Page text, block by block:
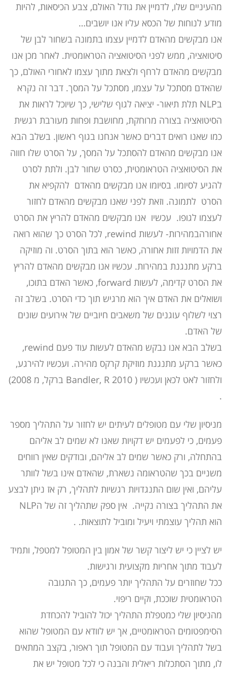
מהעיניים שלו, לדמיין את גודל האולם, צבע הכיסאות, להיות
מודע לנוחות של הכסא עליו אנו יושבים…
אנו מבקשים מהאדם לדמיין עצמו בתמונה בשחור לבן של
סיטואציה, ממש לפני הסיטואציה הטראומטית. לאחר מכן אנו
מבקשים מהאדם לרחף ולצאת מתוך עצמו לאחורי האולם, כך
שהאדם מסתכל על עצמו, מסתכל על המסך. דבר זה נקרא
בNLP תלת תיאור- יציאה לגוף שלישי, כך שיוכל לראות את
הסיטואציה בצורה מרוחקת, מחושבת ופחות מעורבת רגשית
כמו שאנו רואים דברים כאשר אנחנו בגוף ראשון. בשלב הבא
אנו מבקשים מהאדם להסתכל על המסך, על הסרט שלו חווה
את הסיטואציה הטראומטית, כסרט שחור לבן. ולתת לסרט
להגיע לסיומו. בסיומו אנו מבקשים מהאדם להקפיא את
הסרט לתמונה. וזאת לפני שאנו מבקשים מהאדם לחזור
לעצמו לגופו. עכשיו אנו מבקשים מהאדם להריץ את הסרט
אחורהבמהירות- לעשות rewind, לכל הסרט כך שהוא רואה
את הדמויות זזות אחורה, כאשר הוא בתוך הסרט. וה מוזיקה
ברקע מתנגנת במהירות. עכשיו אנו מבקשים מהאדם להריץ
את הסרט קדימה, לעשות forward, כאשר האדם בתוכו,
ושואלים את האדם איך הוא מרגיש תוך כדי הסרט. בשלב זה
רצוי לשלוף עוגנים של משאבים חיוביים של אירועים שונים
של האדם.
בשלב הבא אנו נבקש מהאדם לעשות עוד פעם rewind,
כאשר ברקע מתנגנת מוזיקת קרקס מהירה. ועכשיו להירגע,
ולחזור לאט לכאן ועכשיו ( Bandler, R 2010 ברקל, מ 2008)
.
מניסיון שלי עם מטופלים לעיתים יש לחזור על התהליך מספר
פעמים, כי לפעמים יש דקויות שאנו לא שמים לב אליהם
בהתחלה, ורק כאשר שמים לב אליהם, ובודקים שאין רווחים
משניים בכך שהטראומה נשארת, שהאדם אינו בשל לוותר
עליהם, ואין שום התנגדויות רגשיות לתהליך, רק אז ניתן לבצע
הוא תהליך עוצמתי ויעיל ומוביל לתוצאות. .
יש לציין כי יש ליצור קשר של אמון בין המטופל למטפל, ותמיד
לעבוד מתוך אחריות מקצועית ורגישות.
ככל שחוזרים על התהליך יותר פעמים, כך התגובה
הטראומטית שוככת, וקיים ריפוי.
מהניסיון שלי כמטפלת התהליך יכול להוביל להכחדת
הסימפטומים הטראומטיים, אך יש לוודא עם המטופל שהוא
בשל לתהליך ועבוד עם המטופל תוך ראפור, בקצב המתאים
לו, מתוך הסתכלות ריאלית והבנה כי לכל מטופל יש את